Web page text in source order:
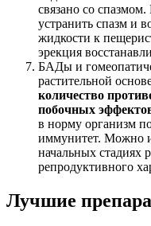
связано со
устранить спазм и
жидкости к
эрекция
БАДы и
растительной
количество
побочных
в норму организм
иммунитет. Можно
начальных стадиях
репродуктивного
Лучшие